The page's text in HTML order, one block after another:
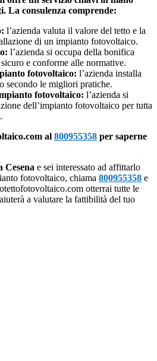
La consulenza comprende:
l’azienda valuta il valore del tetto e la
di un impianto fotovoltaico.
l’azienda si occupa della bonifica
e conforme alle normative.
fotovoltaico: l’azienda installa
secondo le migliori pratiche.
fotovoltaico: l’azienda si
dell’impianto fotovoltaico per tutta
al 800955358 per saperne
Cesena e sei interessato ad affittarlo
fotovoltaico, chiama 800955358 e
otterrai tutte le
a valutare la fattibilità del tuo